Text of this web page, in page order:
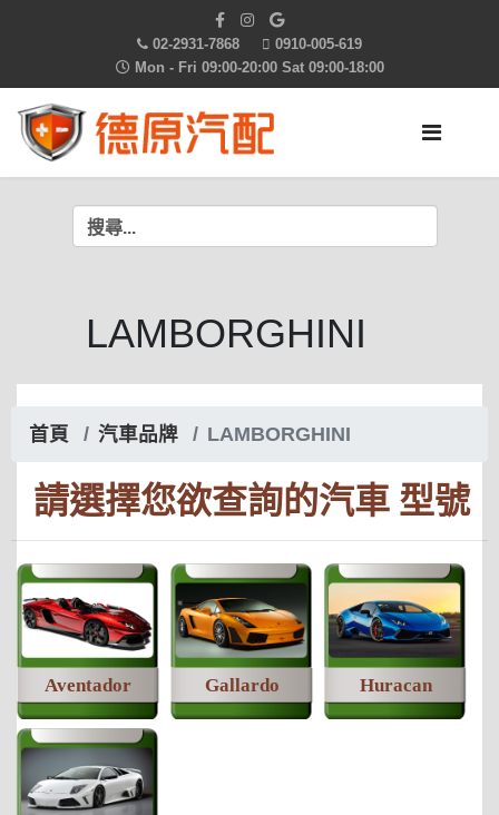
02-2931-7868
0910-005-619
Mon - Fri 09:00-20:00 Sat 09:00-18:00
LAMBORGHINI
首頁 汽車品牌 LAMBORGHINI
請選擇您欲查詢的汽車 型號
Aventador Gallardo Huracan